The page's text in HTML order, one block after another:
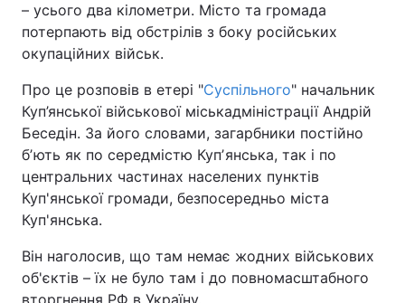
– усього два кілометри. Місто та громада
потерпають від обстрілів з боку російських
окупаційних військ.
Про це розповів в етері "Суспільного" начальник
Куп’янської військової міськадміністрації Андрій
Беседін. За його словами, загарбники постійно
бʼють як по середмістю Купʼянська, так і по
центральних частинах населених пунктів
Куп'янської громади, безпосередньо міста
Куп'янська.
Він наголосив, що там немає жодних військових
об'єктів – їх не було там і до повномасштабного
вторгнення РФ в Україну.